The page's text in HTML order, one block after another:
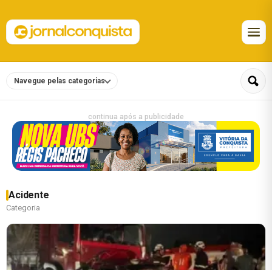
Navegue pelas categorias
continua após a publicidade
Acidente
Categoria